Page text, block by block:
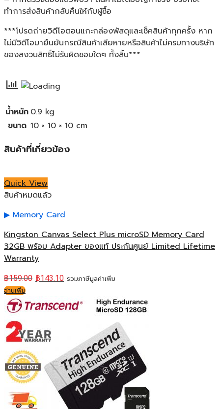
ทำการส่งสินค้ากลับคืนให้กับผู้ซื้อ
***โปรดถ่ายวิดีโอตอนแกะกล่องพัสดุและเช็คสินค้าทุกครั้ง หาก
ไม่มีวิดีโอมายืนยันกรณีสินค้าเสียหายหรือสินค้าไม่ครบทางบริษัท
ของสงวนสิทธิ์ไม่รับผิดชอบใดๆ ทั้งสิ้น***
น้ำหนัก 0.9 kg
ขนาด 10 × 10 × 10 cm
สินค้าที่เกี่ยวข้อง
Quick View
สินค้าหมดแล้ว
Memory Card
Kingston Canvas Select Plus microSD Memory Card
32GB พร้อม Adapter ของแท้ ประกันศูนย์ Limited Lifetime
Warranty
฿159.00 ฿143.10 รวมภาษีมูลค่าเพิ่ม
อ่านเพิ่ม